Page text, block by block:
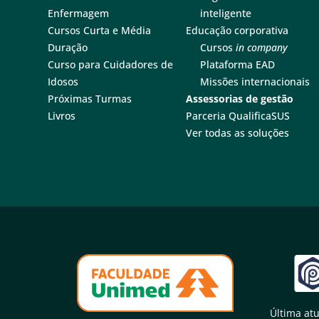
Enfermagem
Cursos Curta e Média
Duração
Curso para Cuidadores de
Idosos
Próximas Turmas
Livros
inteligente
Educação corporativa
Cursos in company
Plataforma EAD
Missões internacionais
Assessorias de gestão
Parceria QualificaSUS
Ver todas as soluções
Última